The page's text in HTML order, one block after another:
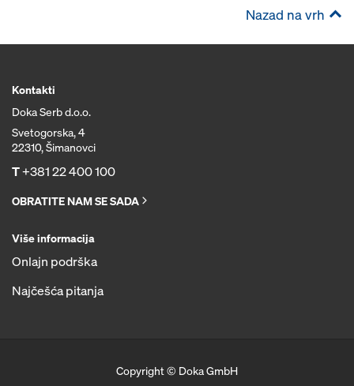
Nazad na vrh
Kontakti
Doka Serb d.o.o.
Svetogorska, 4
22310, Šimanovci
T+381 22 400 100
OBRATITE NAM SE SADA
Više informacija
Onlajn podrška
Najčešća pitanja
Copyright © Doka GmbH